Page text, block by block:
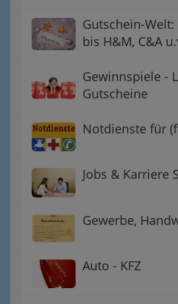
Gutschein-
bis H&M, C&A
Gewinnspiele -
Gutscheine
Notdienste für
Jobs & Karriere
Gewerbe,
Auto - KFZ